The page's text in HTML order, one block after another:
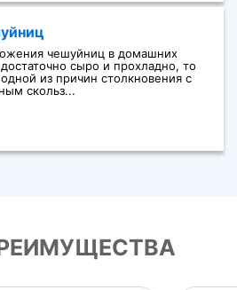
чешуйниц в домашних
сыро и прохладно, то
из причин столкновения с
скольз...